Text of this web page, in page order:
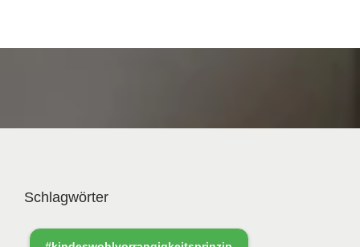
Schlagwörter